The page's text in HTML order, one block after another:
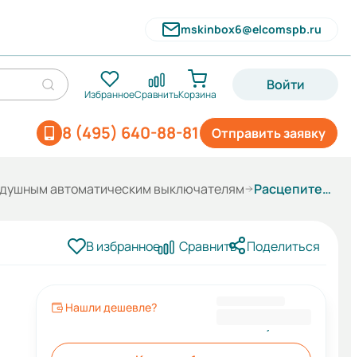
mskinbox6@elcomspb.ru
ИзбранноеСравнитьКорзина
Войти
Отправить заявку
8 (495) 640-88-81
автоматическим выключателям Расцепитель минимального напряжения BA99-40-0U4 - 380В (AC)
В избранное Сравнить Поделиться
Нашли дешевле?